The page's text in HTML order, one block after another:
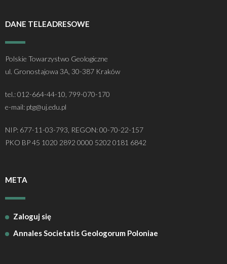
DANE TELEADRESOWE
Polskie Towarzystwo Geologiczne
ul. Gronostajowa 3A, 30-387 Kraków
tel.: 012-664-44-10, 799-070-170
e-mail: ptg@uj.edu.pl
NIP: 677-11-03-793, REGON: 00-70-22-157
PKO BP 45 1020 2892 0000 5202 0181 6842
META
Zaloguj się
Annales Societatis Geologorum Poloniae